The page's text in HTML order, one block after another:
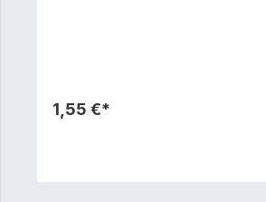
1,55 €*